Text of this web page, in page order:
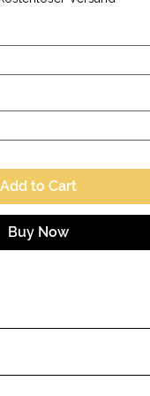
Add to Cart
Buy Now
Classic